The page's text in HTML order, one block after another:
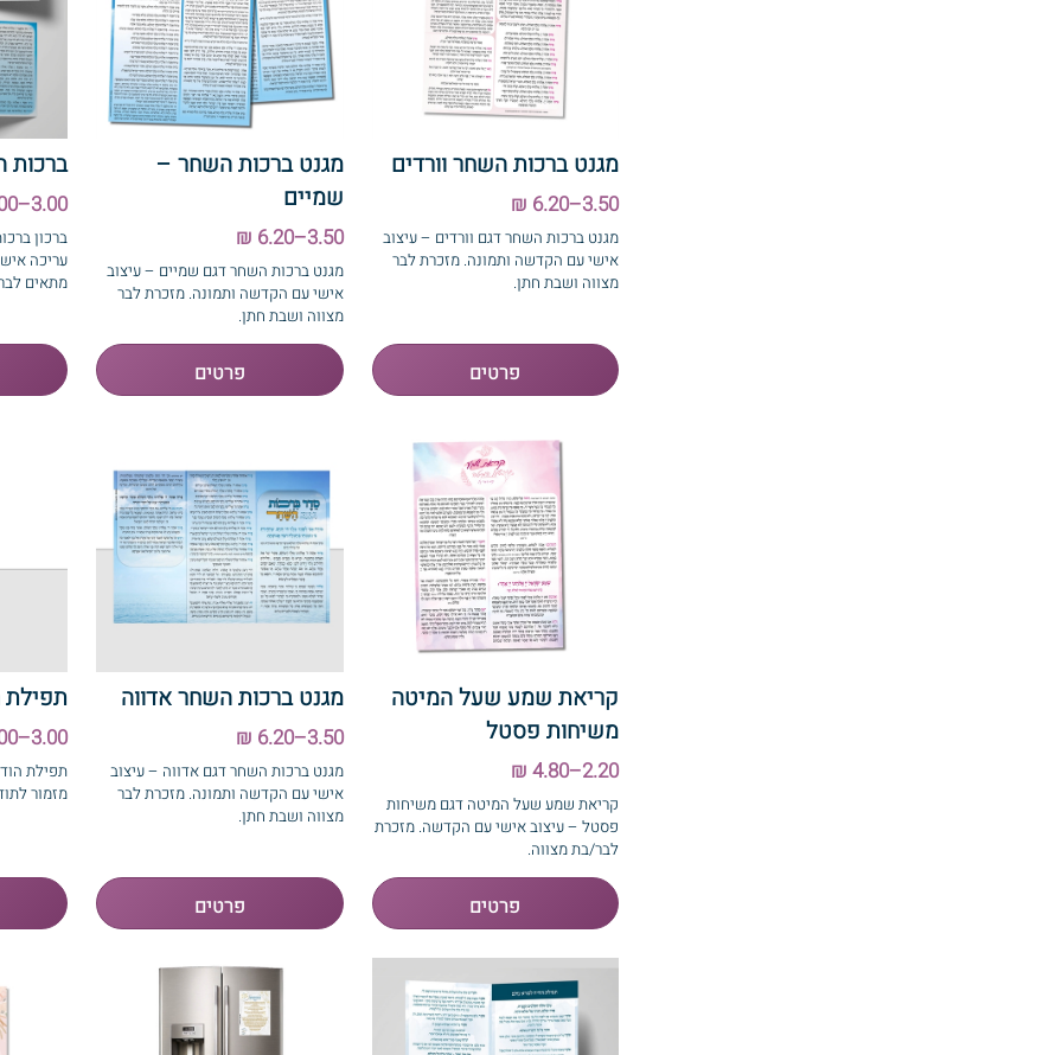
מגנט ברכות השחר וורדים
3.50–6.20 ₪
מגנט ברכות השחר דגם וורדים – עיצוב
אישי עם הקדשה ותמונה. מזכרת לבר
מצווה ושבת חתן.
מגנט ברכות השחר –
שמיים
3.50–6.20 ₪
מגנט ברכות השחר דגם שמיים – עיצוב
אישי עם הקדשה ותמונה. מזכרת לבר
מצווה ושבת חתן.
ברכות
3.00–6.00 ₪
ברכון
עריכה
מתאים
קריאת שמע שעל המיטה
משיחות פסטל
2.20–4.80 ₪
קריאת שמע שעל המיטה דגם משיחות
פסטל – עיצוב אישי עם הקדשה. מזכרת
לבר/בת מצווה.
מגנט ברכות השחר אדווה
3.50–6.20 ₪
מגנט ברכות השחר דגם אדווה – עיצוב
אישי עם הקדשה ותמונה. מזכרת לבר
מצווה ושבת חתן.
תפילת
3.00–6.00 ₪
תפילת
מזמור